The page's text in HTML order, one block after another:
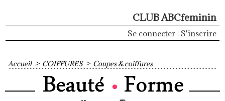
CLUB ABCfeminin
Se connecter S'inscrire
Accueil > COIFFURES > Coupes & coiffures